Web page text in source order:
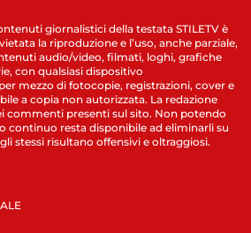
giornalistici della testata STILETV è
la riproduzione e l’uso, anche parziale,
audio/video, filmati, loghi, grafiche
con qualsiasi dispositivo
mezzo di fotocopie, registrazioni, cover e
a copia non autorizzata. La redazione
commenti presenti sul sito. Non potendo
continuo resta disponibile ad eliminarli su
stessi risultano offensivi e oltraggiosi.